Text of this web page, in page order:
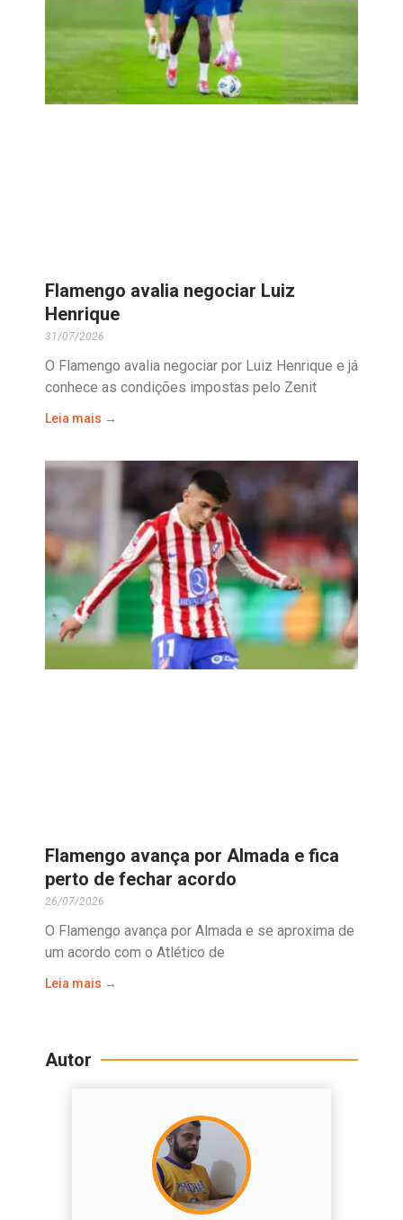
Flamengo avalia negociar Luiz
Henrique
31/07/2026
O Flamengo avalia negociar por Luiz Henrique e já
conhece as condições impostas pelo Zenit
Leia mais →
Flamengo avança por Almada e fica
perto de fechar acordo
26/07/2026
O Flamengo avança por Almada e se aproxima de
um acordo com o Atlético de
Leia mais →
Autor